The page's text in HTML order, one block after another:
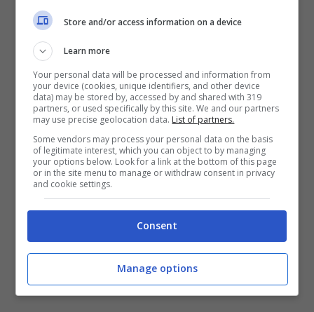
Allarme Napoli, Higuain non va a
segno con le grandi
Store and/or access information on a device
Learn more
Your personal data will be processed and information from
your device (cookies, unique identifiers, and other device
data) may be stored by, accessed by and shared with 319
partners, or used specifically by this site. We and our partners
may use precise geolocation data. List of partners.
Some vendors may process your personal data on the basis
of legitimate interest, which you can object to by managing
your options below. Look for a link at the bottom of this page
or in the site menu to manage or withdraw consent in privacy
and cookie settings.
Consent
Manage options